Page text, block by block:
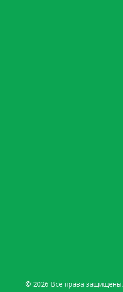
© 2026 Все права защищены.